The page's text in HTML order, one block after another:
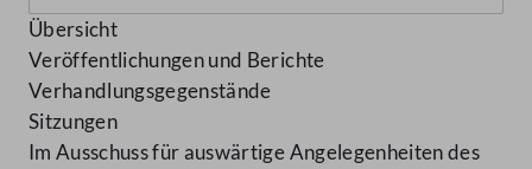
Übersicht
Veröffentlichungen und Berichte
Verhandlungsgegenstände
Sitzungen
Im Ausschuss für auswärtige Angelegenheiten des